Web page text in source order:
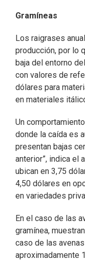
Gramíneas
Los raigrases
producción, por lo
baja del entorno
con valores de
dólares para
en materiales
Un
donde la caída es
presentan bajas
anterior”, indica el
ubican en 3,75
4,50 dólares en
en variedades
En el caso de las
gramínea,
caso de las
aproximadamente